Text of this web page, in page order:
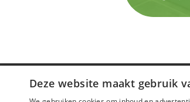
Deze website maakt gebruik